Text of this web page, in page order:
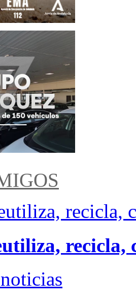
recicla,